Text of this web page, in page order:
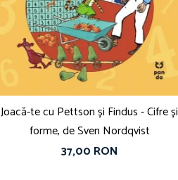
Joacă-te cu Pettson și Findus - Cifre și
forme, de Sven Nordqvist
37,00 RON